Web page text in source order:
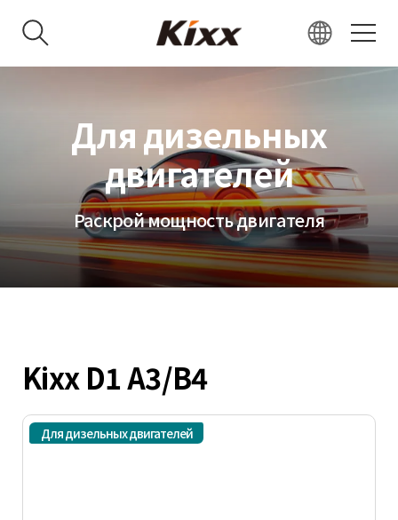
RU
VN
IN
JP
CN
Для дизельных
двигателей
Раскрой мощность двигателя
Kixx D1 A3/B4
Для дизельных двигателей